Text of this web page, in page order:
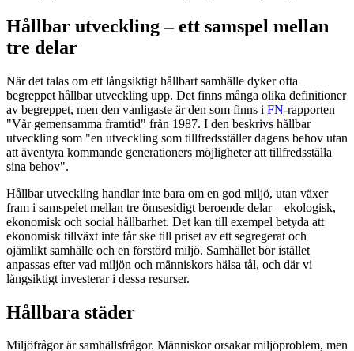
Hållbar utveckling – ett samspel mellan
tre delar
När det talas om ett långsiktigt hållbart samhälle dyker ofta
begreppet hållbar utveckling upp. Det finns många olika definitioner
av begreppet, men den vanligaste är den som finns i FN-rapporten
"Vår gemensamma framtid" från 1987. I den beskrivs hållbar
utveckling som "en utveckling som tillfredsställer dagens behov utan
att äventyra kommande generationers möjligheter att tillfredsställa
sina behov".
Hållbar utveckling handlar inte bara om en god miljö, utan växer
fram i samspelet mellan tre ömsesidigt beroende delar – ekologisk,
ekonomisk och social hållbarhet. Det kan till exempel betyda att
ekonomisk tillväxt inte får ske till priset av ett segregerat och
ojämlikt samhälle och en förstörd miljö. Samhället bör istället
anpassas efter vad miljön och människors hälsa tål, och där vi
långsiktigt investerar i dessa resurser.
Hållbara städer
Miljöfrågor är samhällsfrågor. Människor orsakar miljöproblem, men